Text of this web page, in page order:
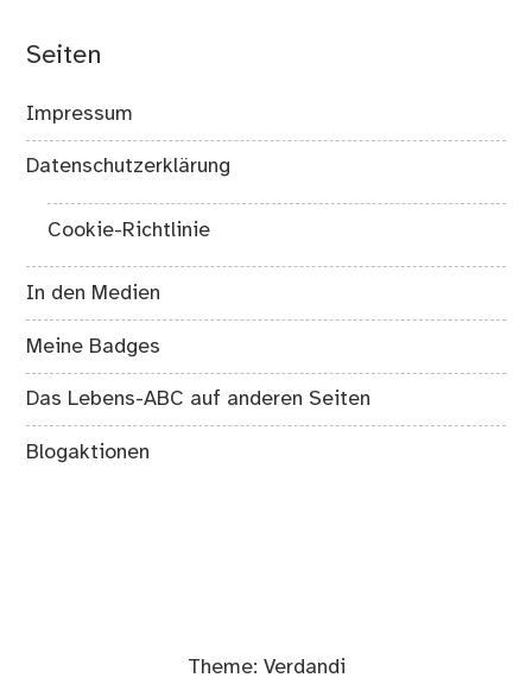
Seiten
Impressum
Datenschutzerklärung
Cookie-Richtlinie
In den Medien
Meine Badges
Das Lebens-ABC auf anderen Seiten
Blogaktionen
Theme: Verdandi